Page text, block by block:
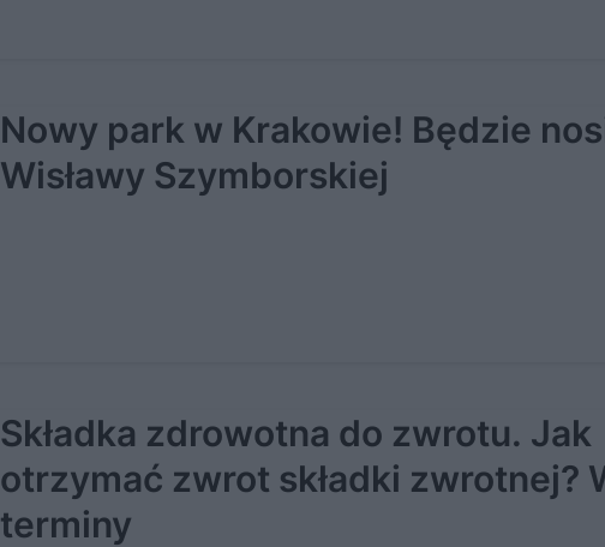
Nowy park w Krakowie! Będzie
Wisławy Szymborskiej
Składka zdrowotna do zwrotu. Jak
otrzymać zwrot składki zwrotnej?
terminy